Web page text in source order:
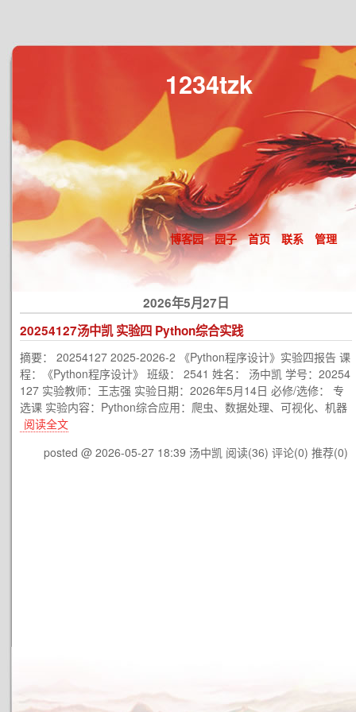
1234tzk
博客园 园子 首页 联系 管理
2026年5月27日
20254127汤中凯 实验四 Python综合实践
摘要： 20254127 2025-2026-2 《Python程序设计》实验四报告 课
程：《Python程序设计》 班级： 2541 姓名： 汤中凯 学号：20254
127 实验教师：王志强 实验日期：2026年5月14日 必修/选修： 专
选课 实验内容：Python综合应用：爬虫、数据处理、可视化、机器
阅读全文
posted @ 2026-05-27 18:39 汤中凯 阅读(36) 评论(0) 推荐(0)